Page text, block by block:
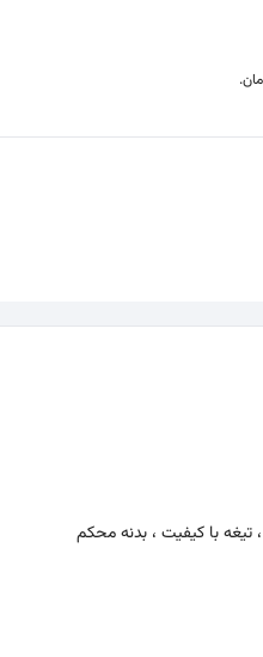
با کیفیت ، بدنه محکم